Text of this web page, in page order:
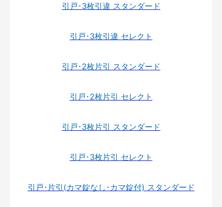
引戸･3枚引違 スタンダード
引戸･3枚引違 セレクト
引戸･2枚片引 スタンダード
引戸･2枚片引 セレクト
引戸･3枚片引 スタンダード
引戸･3枚片引 セレクト
引戸･片引(カマ錠なし･カマ錠付) スタンダード